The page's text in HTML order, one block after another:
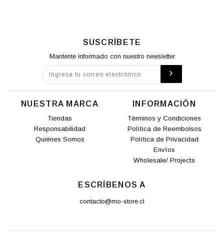
SUSCRÍBETE
Mantente informado con nuestro newsletter
NUESTRA MARCA
Tiendas
Responsabilidad
Quiénes Somos
INFORMACIÓN
Términos y Condiciones
Política de Reembolsos
Política de Privacidad
Envíos
Wholesale/ Projects
ESCRÍBENOS A
contacto@mo-store.cl